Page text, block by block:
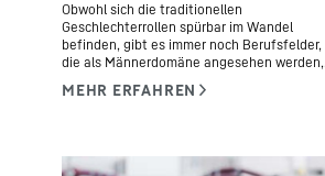
Obwohl sich die traditionellen
Geschlechterrollen spürbar im Wandel
befinden, gibt es immer noch Berufsfelder,
die als Männerdomäne angesehen werden,
insbesondere in technischen Berufen. Wie
kam es also, dass Lena und Vanessa sich für
Im Interview gewähren sie nicht nur einen
Einblick in ihren beruflichen Werdegang,